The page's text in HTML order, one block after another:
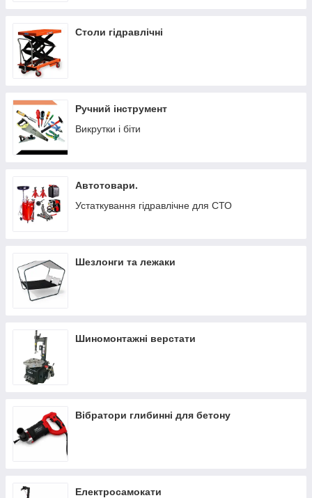
Столи гідравлічні
Ручний інструмент
Викрутки і біти
Автотовари.
Устаткування гідравлічне для СТО
Шезлонги та лежаки
Шиномонтажні верстати
Вібратори глибинні для бетону
Електросамокати